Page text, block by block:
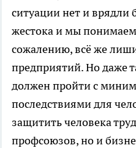
ситуации нет и врядли
жестока и мы
сожалению, всё же
предприятий. Но даже
должен пройти с
последствиями для
защитить человека
профсоюзов, но и